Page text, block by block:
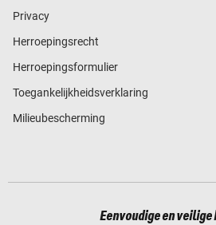
Privacy
Herroepingsrecht
Herroepingsformulier
Toegankelijkheidsverklaring
Milieubescherming
Eenvoudige en